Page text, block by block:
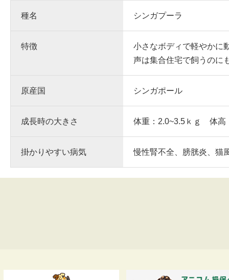
種名 シンガプーラ
特徴
小さなボディで軽やかに
声は集合住宅で飼うのに
原産国 シンガポール
成長時の大きさ 体重：2.0~3.5ｋｇ 体高
掛かりやすい病気 慢性腎不全、膀胱炎、猫